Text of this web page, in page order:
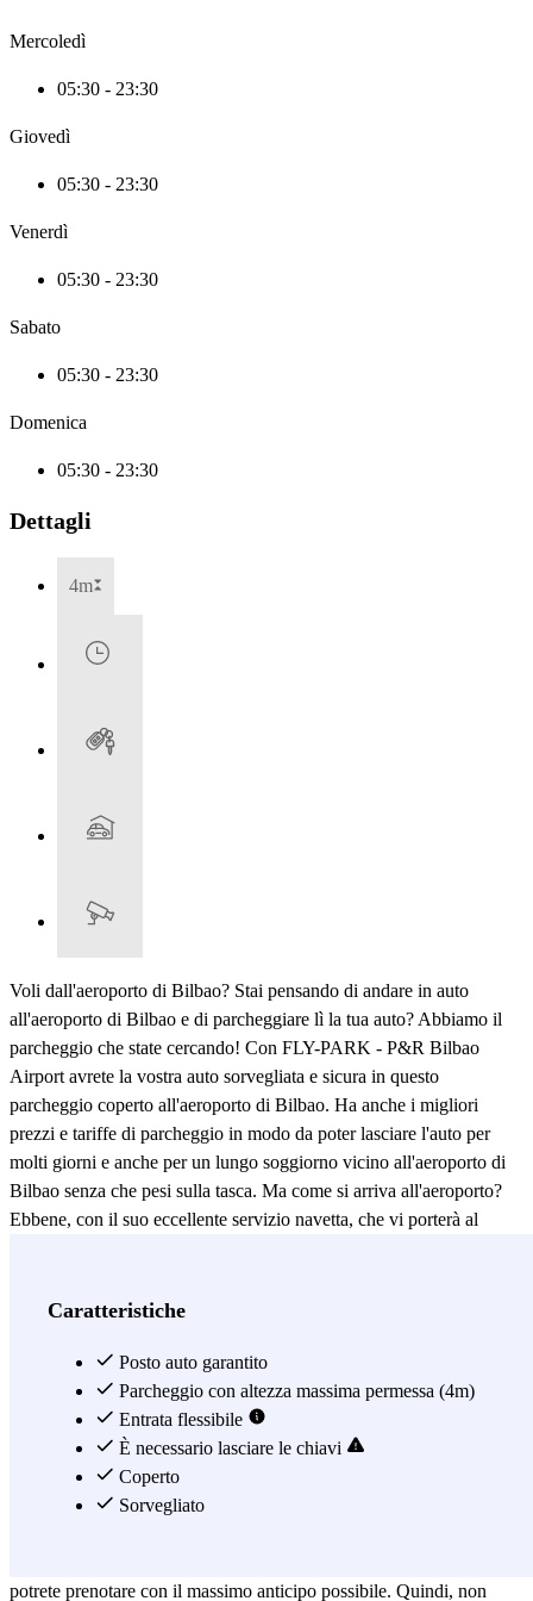
Mercoledì
05:30 - 23:30
Giovedì
05:30 - 23:30
Venerdì
05:30 - 23:30
Sabato
05:30 - 23:30
Domenica
05:30 - 23:30
Dettagli
4m
Voli dall'aeroporto di Bilbao? Stai pensando di andare in auto
all'aeroporto di Bilbao e di parcheggiare lì la tua auto? Abbiamo il
parcheggio che state cercando! Con FLY-PARK - P&R Bilbao
Airport avrete la vostra auto sorvegliata e sicura in questo
parcheggio coperto all'aeroporto di Bilbao. Ha anche i migliori
prezzi e tariffe di parcheggio in modo da poter lasciare l'auto per
molti giorni e anche per un lungo soggiorno vicino all'aeroporto di
Bilbao senza che pesi sulla tasca. Ma come si arriva all'aeroporto?
Ebbene, con il suo eccellente servizio navetta, che vi porterà al
non dovrete più preoccuparvi del parcheggio, poiché il vostro posto
PARK - P&R Bilbao. Se arrivate in auto da qualsiasi parte dei Paesi
Baschi, da Bilbao o da qualsiasi altro luogo, Parclick vuole aiutarvi
ad avere il viaggio più semplice e confortevole possibile. Con il
nostro servizio di prenotazione del parcheggio otterrete un posto
auto garantito per il tempo necessario a portata di mano: sia dal
nostro sito web che dalla nostra APP, godetevi la facilità di poter
potrete prenotare con il massimo anticipo possibile. Quindi, non
Caratteristiche
Posto auto garantito
Parcheggio con altezza massima permessa (4m)
Entrata flessibile
È necessario lasciare le chiavi
Coperto
Sorvegliato